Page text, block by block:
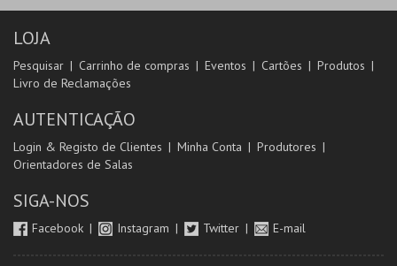
LOJA
Pesquisar Carrinho de compras Eventos Cartões
Produtos
Livro de Reclamações
AUTENTICAÇÃO
Login & Registo de Clientes Minha Conta
Produtores
Orientadores de Salas
SIGA-NOS
Facebook Instagram Twitter E-mail